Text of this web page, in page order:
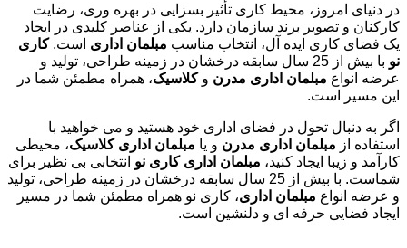
در دنیای امروز، محیط کاری تأثیر بسزایی در بهره وری، رضایت
کارکنان و تصویر برند سازمان دارد. یکی از عناصر کلیدی در ایجاد
یک فضای کاری ایده آل، انتخاب مناسب مبلمان اداری است.کاری
نو
با بیش از 25 سال سابقه درخشان در زمینه طراحی، تولید و
عرضه انواع مبلمان اداری مدرن وکلاسیک، همراه مطمئن شما در
این مسیر است.
اگر به دنبال تحول در فضای اداری خود هستید و می خواهید با
استفاده از مبلمان اداری مدرن و یا مبلمان اداری کلاسیک، محیطی
کارآمد و زیبا ایجاد کنید، مبلمان اداری کاری نو انتخابی بی نظیر برای
شماست. با بیش از 25 سال سابقه درخشان در زمینه طراحی، تولید
و عرضه انواع مبلمان اداری، کاری نو همراه مطمئن شما در مسیر
ایجاد فضایی حرفه ای و دلنشین است.